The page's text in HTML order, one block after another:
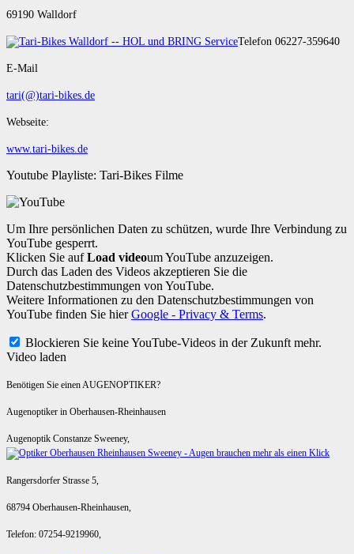
69190 Walldorf
Telefon 06227-359640
E-Mail
tari(@)tari-bikes.de
Webseite:
www.tari-bikes.de
Youtube Playliste: Tari-Bikes Filme
Um Ihre persönlichen Daten zu schützen, wurde Ihre Verbindung zu
YouTube gesperrt.
Klicken Sie aufLoad videoum YouTube anzuzeigen.
Durch das Laden des Videos akzeptieren Sie die
Datenschutzbestimmungen von YouTube.
Weitere Informationen zu den Datenschutzbestimmungen von
YouTube finden Sie hierGoogle - Privacy & Terms.
Blockieren Sie keine YouTube-Videos in der Zukunft mehr.
Video laden
Benötigen Sie einen AUGENOPTIKER?
Augenoptiker in Oberhausen-Rheinhausen
Augenoptik Constanze Sweeney,
Rangersdorfer Strasse 5,
68794 Oberhausen-Rheinhausen,
Telefon: 07254-9219960,